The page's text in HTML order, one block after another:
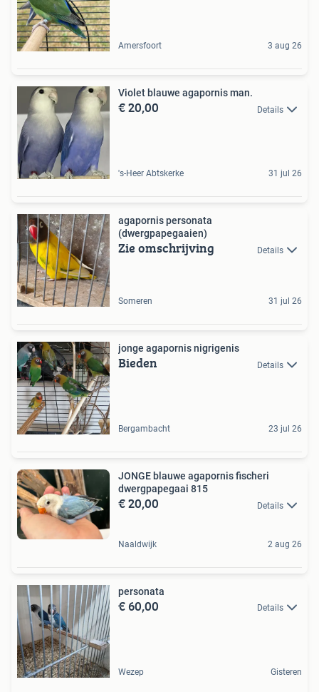
Amersfoort 3 aug 26
Violet blauwe agapornis man.
€ 20,00 Details
's-Heer Abtskerke 31 jul 26
agapornis personata
(dwergpapegaaien)
Zie omschrijving Details
Someren 31 jul 26
jonge agapornis nigrigenis
Bieden Details
Bergambacht 23 jul 26
JONGE blauwe agapornis fischeri
dwergpapegaai 815
€ 20,00 Details
Naaldwijk 2 aug 26
personata
€ 60,00 Details
Wezep Gisteren